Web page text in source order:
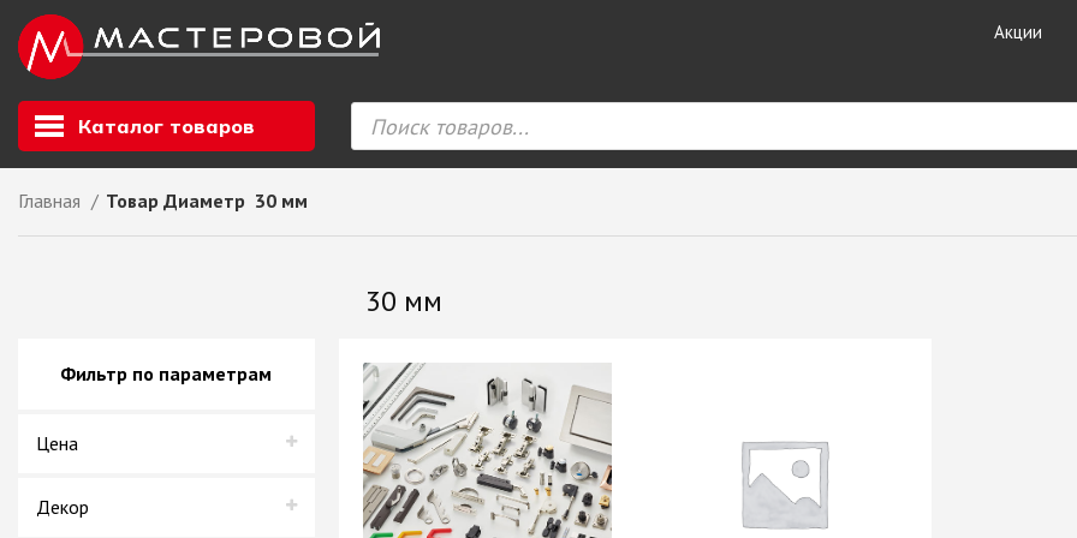
Акции
Каталог товаров
Листовой материал
полотна, кромка
Ф.п. + кромка
Компакт ламинат HPL
ЛДСП
СКИФ
СОЮЗ // ВСЕ ИЗДЕЛИЯ
ХДФ
Кухонные
Плинтуса для столешниц
Смесители GranFest
Стекло каленое
Кромочные материалы
Главная Товар Диаметр 30 мм
30 мм
Фильтр по параметрам
Цена
Декор